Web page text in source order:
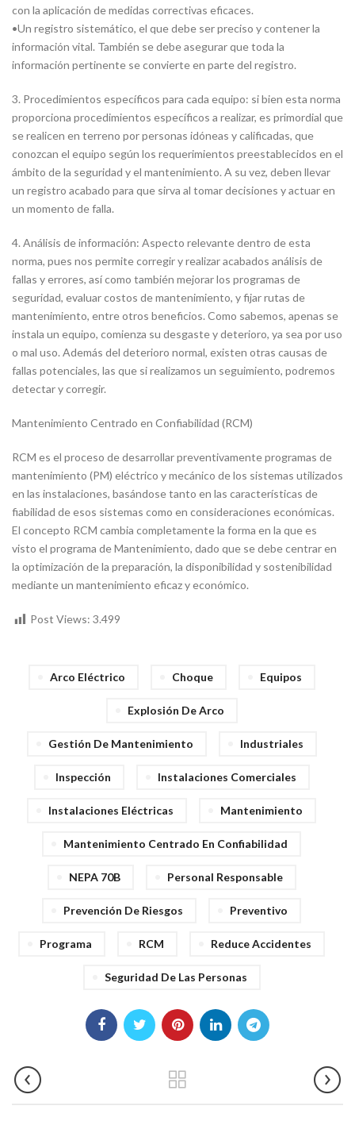
con la aplicación de medidas correctivas eficaces.
•Un registro sistemático, el que debe ser preciso y contener la
información vital. También se debe asegurar que toda la
información pertinente se convierte en parte del registro.
3. Procedimientos específicos para cada equipo: si bien esta norma
proporciona procedimientos específicos a realizar, es primordial que
se realicen en terreno por personas idóneas y calificadas, que
conozcan el equipo según los requerimientos preestablecidos en el
ámbito de la seguridad y el mantenimiento. A su vez, deben llevar
un registro acabado para que sirva al tomar decisiones y actuar en
un momento de falla.
4. Análisis de información: Aspecto relevante dentro de esta
norma, pues nos permite corregir y realizar acabados análisis de
fallas y errores, así como también mejorar los programas de
seguridad, evaluar costos de mantenimiento, y fijar rutas de
mantenimiento, entre otros beneficios. Como sabemos, apenas se
instala un equipo, comienza su desgaste y deterioro, ya sea por uso
o mal uso. Además del deterioro normal, existen otras causas de
fallas potenciales, las que si realizamos un seguimiento, podremos
detectar y corregir.
Mantenimiento Centrado en Confiabilidad (RCM)
RCM es el proceso de desarrollar preventivamente programas de
mantenimiento (PM) eléctrico y mecánico de los sistemas utilizados
en las instalaciones, basándose tanto en las características de
fiabilidad de esos sistemas como en consideraciones económicas.
El concepto RCM cambia completamente la forma en la que es
visto el programa de Mantenimiento, dado que se debe centrar en
la optimización de la preparación, la disponibilidad y sostenibilidad
mediante un mantenimiento eficaz y económico.
Post Views: 3.499
Arco Eléctrico Choque Equipos
Explosión De Arco
Gestión De Mantenimiento Industriales
Inspección Instalaciones Comerciales
Instalaciones Eléctricas Mantenimiento
Mantenimiento Centrado En Confiabilidad
NEPA 70B Personal Responsable
Prevención De Riesgos Preventivo
Programa RCM Reduce Accidentes
Seguridad De Las Personas